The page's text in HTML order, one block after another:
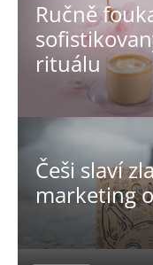
Ručně
rituálu
Češi slaví
marketing